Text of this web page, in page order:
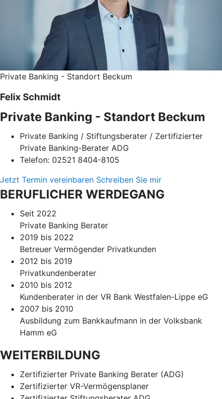
Private Banking - Standort Beckum
Felix Schmidt
Private Banking - Standort Beckum
Private Banking / Stiftungsberater / Zertifizierter
Private Banking-Berater ADG
Telefon: 02521 8404-8105
Jetzt Termin vereinbaren Schreiben Sie mir
BERUFLICHER WERDEGANG
Seit 2022
Private Banking Berater
2019 bis 2022
Betreuer Vermögender Privatkunden
2012 bis 2019
Privatkundenberater
2010 bis 2012
Kundenberater in der VR Bank Westfalen-Lippe eG
2007 bis 2010
Ausbildung zum Bankkaufmann in der Volksbank
Hamm eG
WEITERBILDUNG
Zertifizierter Private Banking Berater (ADG)
Zertifizierter VR-Vermögensplaner